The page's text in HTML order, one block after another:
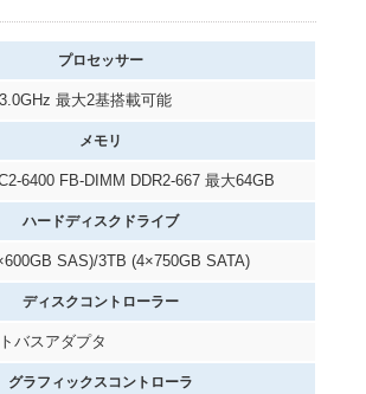
プロセッサー
最大2基搭載可能
メモリ
6400 FB-DIMM DDR2-667 最大64GB
ハードディスクドライブ
SAS)/3TB (4×750GB SATA)
ディスクコントローラー
バスアダプタ
グラフィックスコントローラ